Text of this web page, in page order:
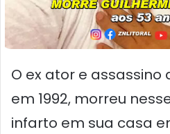
O ex ator e assassino
em 1992, morreu
infarto em sua casa